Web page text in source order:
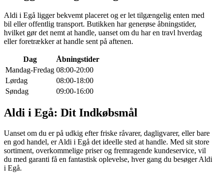
Aldi i Egå ligger bekvemt placeret og er let tilgængelig enten med
bil eller offentlig transport. Butikken har generøse åbningstider,
hvilket gør det nemt at handle, uanset om du har en travl hverdag
eller foretrækker at handle sent på aftenen.
Dag
Åbningstider
Mandag-Fredag 08:00-20:00
Lørdag
08:00-18:00
Søndag
09:00-16:00
Aldi i Egå: Dit Indkøbsmål
Uanset om du er på udkig efter friske råvarer, dagligvarer, eller bare
en god handel, er Aldi i Egå det ideelle sted at handle. Med sit store
sortiment, overkommelige priser og fremragende kundeservice, vil
du med garanti få en fantastisk oplevelse, hver gang du besøger Aldi
i Egå.